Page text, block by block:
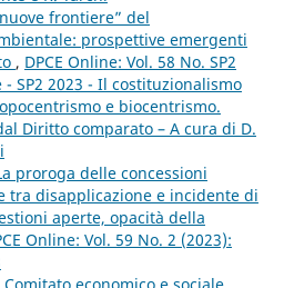
frontiere” del
prospettive emergenti
, DPCE Online: Vol. 58 No. SP2
- SP2 2023 - Il costituzionalismo
e biocentrismo.
Diritto comparato – A cura di D.
proroga delle concessioni
tra disapplicazione e incidente di
aperte, opacità della
Online: Vol. 59 No. 2 (2023):